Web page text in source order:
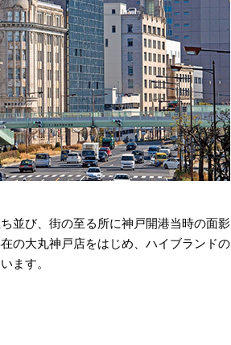
並び、街の至る所に神戸開港当時の面影
の大丸神戸店をはじめ、ハイブランドの
ます。